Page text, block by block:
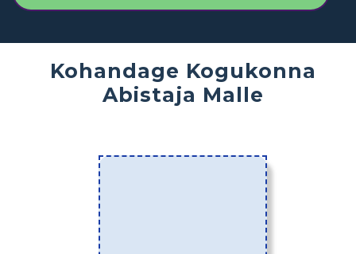
Kohandage Kogukonna
Abistaja Malle